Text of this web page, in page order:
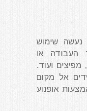
נעשה שימוש
העבודה או
ועוד.
אל מקום
אופנוע